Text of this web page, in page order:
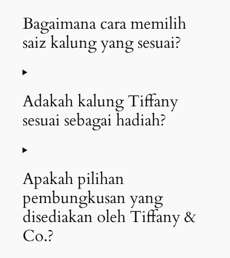
Bagaimana cara memilih
saiz kalung yang sesuai?
Adakah kalung Tiffany
sesuai sebagai hadiah?
Apakah pilihan
pembungkusan yang
disediakan oleh Tiffany &
Co.?